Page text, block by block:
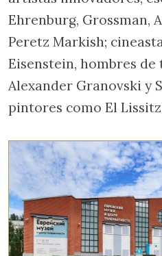
Ehrenburg, Grossman,
Peretz Markish;
Eisenstein, hombres
Alexander Granovski y
pintores como El